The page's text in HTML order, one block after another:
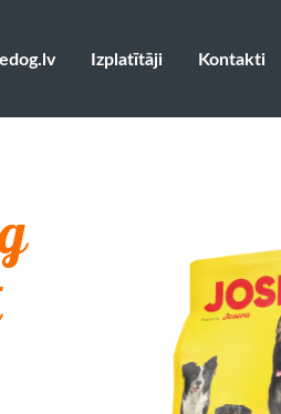
Izplatītāji Kontakti